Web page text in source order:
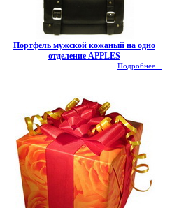
Портфель мужской кожаный на одно
отделение APPLES
Подробнее...